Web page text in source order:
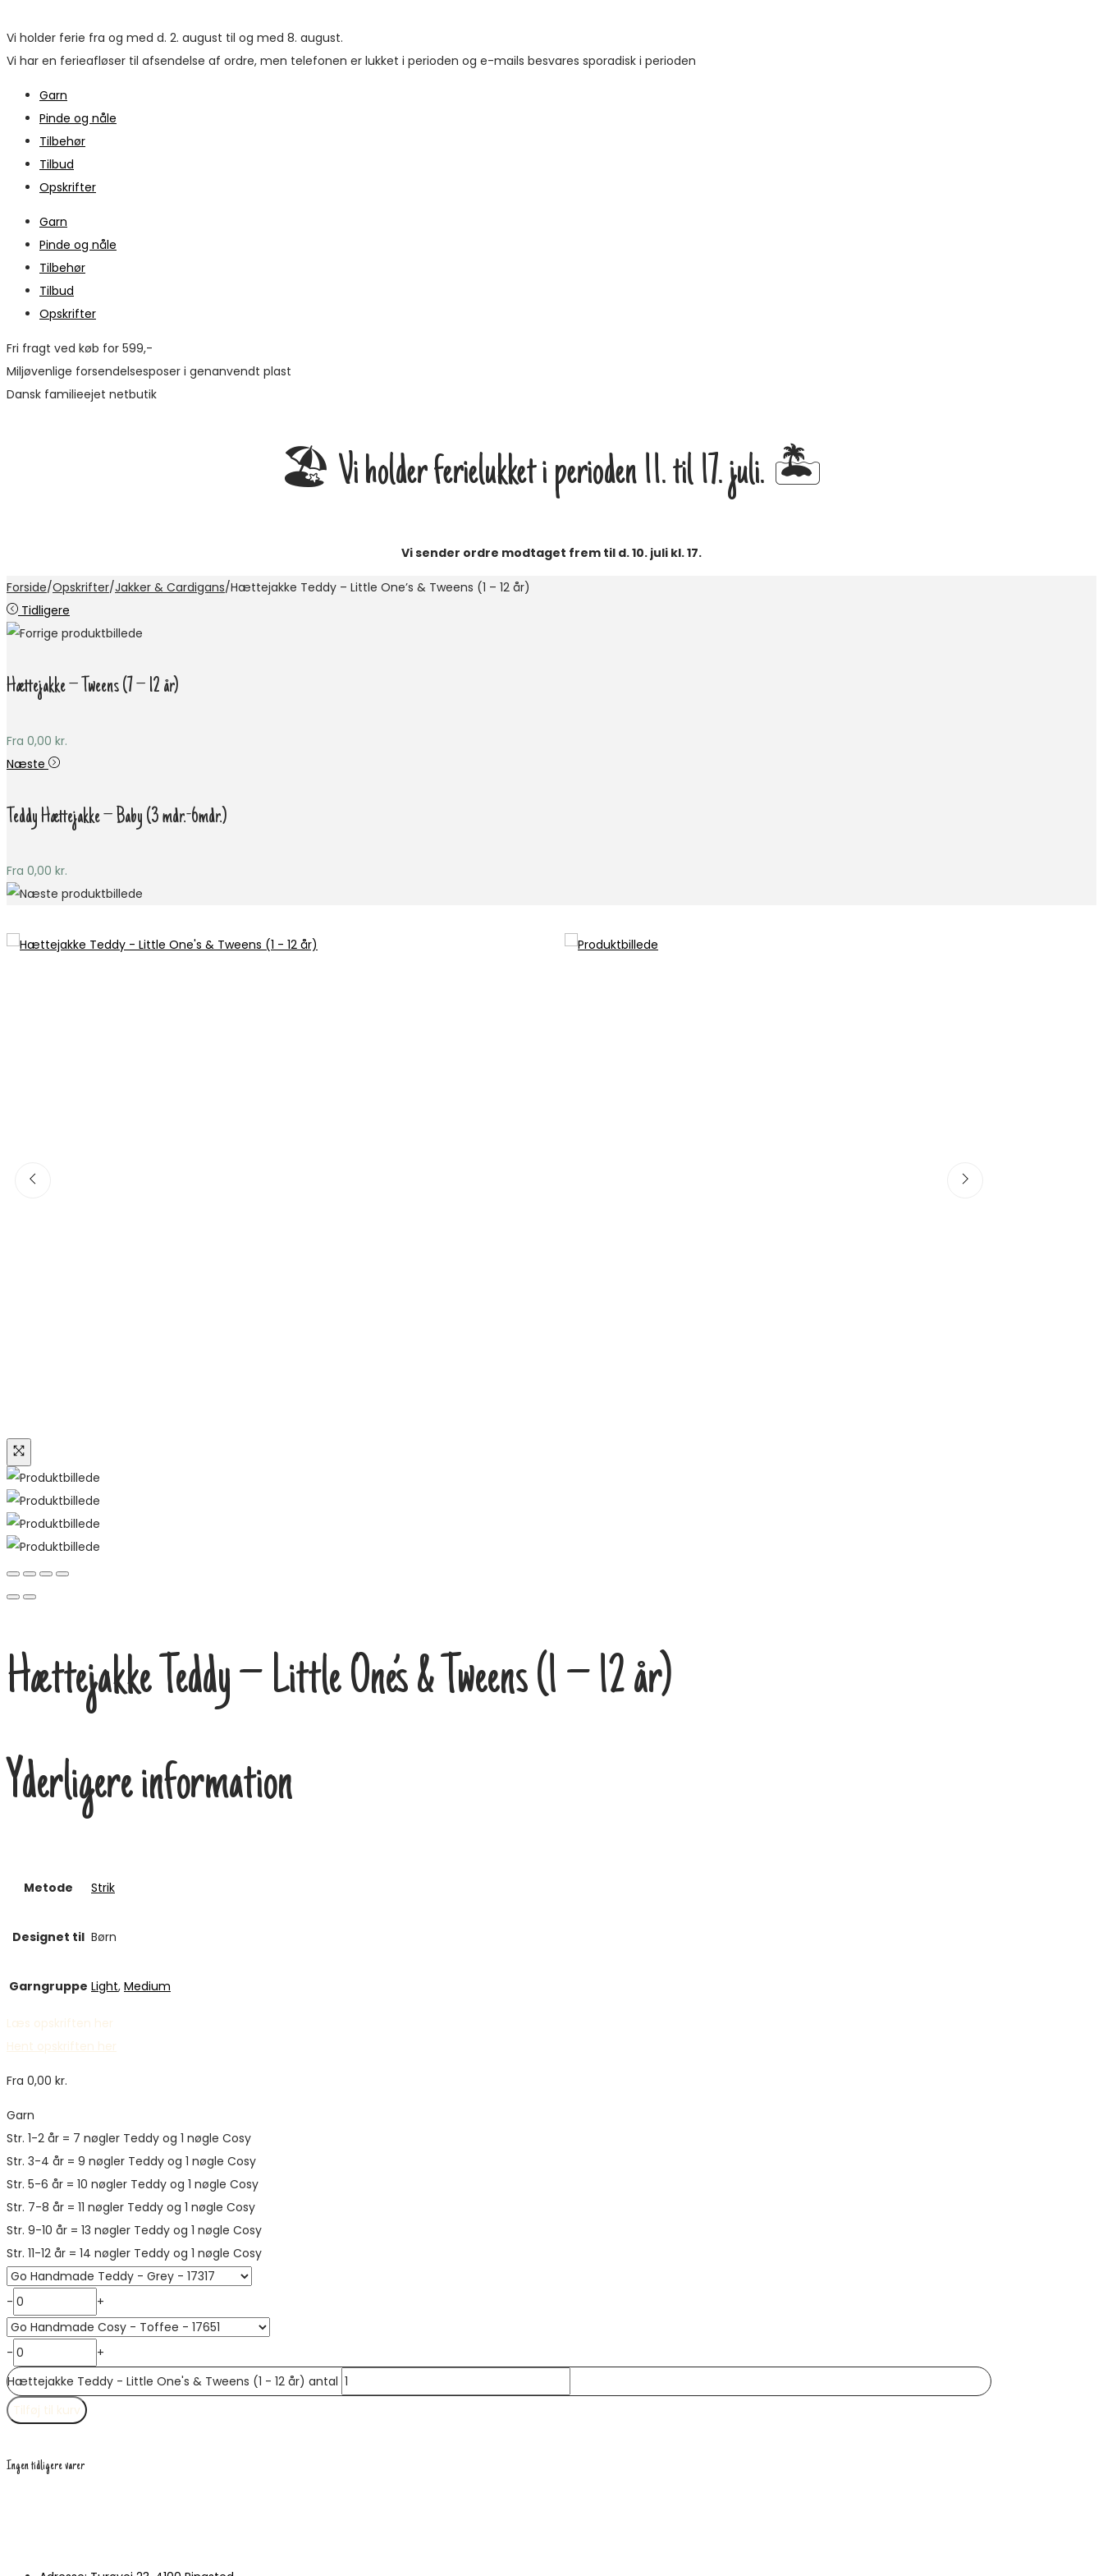
Vi holder ferie fra og med d. 2. august til og med 8. august.
Vi har en ferieafløser til afsendelse af ordre, men telefonen er lukket i perioden og e-mails besvares sporadisk i perioden
Garn
Pinde og nåle
Tilbehør
Tilbud
Opskrifter
Garn
Pinde og nåle
Tilbehør
Tilbud
Opskrifter
Fri fragt ved køb for 599,-
Miljøvenlige forsendelsesposer i genanvendt plast
Dansk familieejet netbutik
🏖️ Vi holder ferielukket i perioden 11. til 17. juli. 🏝️
Vi sender ordre modtaget frem til d. 10. juli kl. 17.
Forside/Opskrifter/Jakker & Cardigans/Hættejakke Teddy – Little One’s & Tweens (1 – 12 år)
Tidligere
Hættejakke – Tweens (7 – 12 år)
Fra 0,00 kr.
Næste
Teddy Hættejakke – Baby (3 mdr.-6mdr.)
Fra 0,00 kr.
Hættejakke Teddy – Little One’s & Tweens (1 – 12 år)
Yderligere information
Metode Strik
Designet til Børn
Garngruppe Light, Medium
Læs opskriften her
Hent opskriften her
Fra 0,00 kr.
Garn
Str. 1-2 år = 7 nøgler Teddy og 1 nøgle Cosy
Str. 3-4 år = 9 nøgler Teddy og 1 nøgle Cosy
Str. 5-6 år = 10 nøgler Teddy og 1 nøgle Cosy
Str. 7-8 år = 11 nøgler Teddy og 1 nøgle Cosy
Str. 9-10 år = 13 nøgler Teddy og 1 nøgle Cosy
Str. 11-12 år = 14 nøgler Teddy og 1 nøgle Cosy
- +
-
+
Hættejakke Teddy - Little One's & Tweens (1 - 12 år) antal
Tilføj til kurv
Ingen tidligere varer